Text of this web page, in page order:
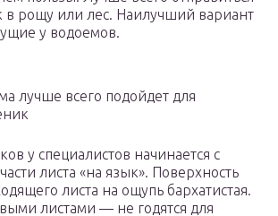
в рощу или лес. Наилучший вариант
у водоемов.
лучше всего подойдет для
у специалистов начинается с
листа «на язык». Поверхность
листа на ощупь бархатистая.
листами — не годятся для